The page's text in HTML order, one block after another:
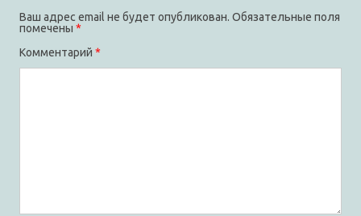
Ваш адрес email не будет опубликован. Обязательные поля
помечены *
Комментарий *